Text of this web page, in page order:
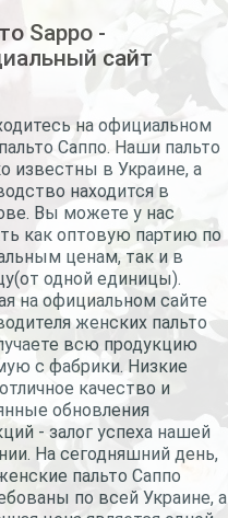
Sappo -
сайт
на официальном
Саппо. Наши пальто
известны в Украине, а
находится в
Вы можете у нас
как оптовую партию по
ценам, так и в
одной единицы).
на официальном сайте
женских пальто
всю продукцию
с фабрики. Низкие
качество и
обновления
- залог успеха нашей
На сегодняшний день,
пальто Саппо
по всей Украине, а